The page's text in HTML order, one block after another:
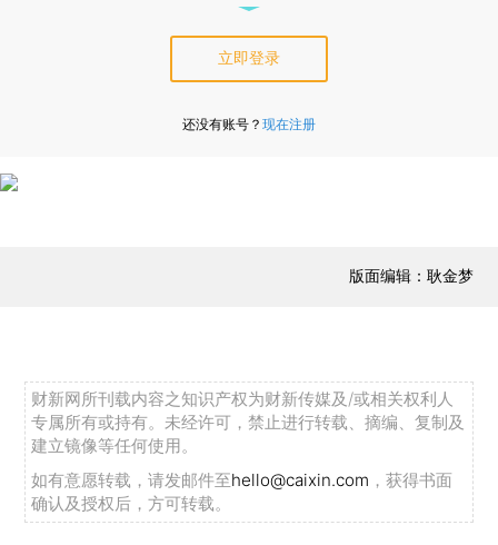
立即登录
还没有账号？ 现在注册
版面编辑：耿金梦
财新网所刊载内容之知识产权为财新传媒及/或相关权利人
专属所有或持有。未经许可，禁止进行转载、摘编、复制及
建立镜像等任何使用。
如有意愿转载，请发邮件至hello@caixin.com ，获得书面
确认及授权后，方可转载。